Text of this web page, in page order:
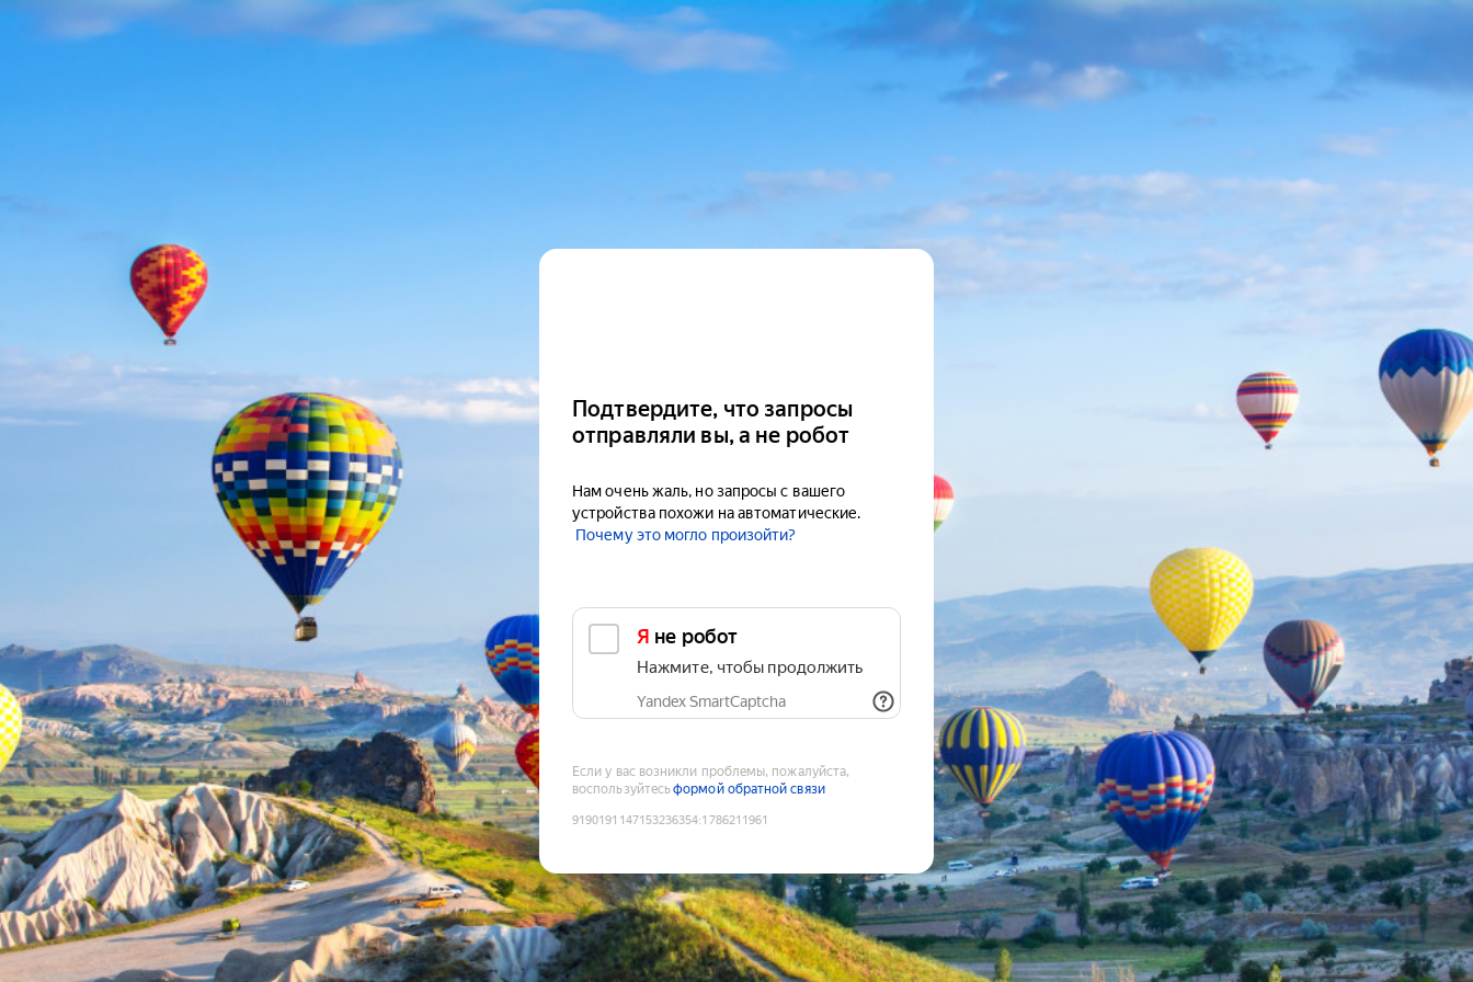
Подтвердите, что запросы
отправляли вы, а не робот
Нам очень жаль, но запросы с вашего
устройства похожи на автоматические.
Почему это могло произойти?
Я не робот
Нажмите, чтобы продолжить
Yandex SmartCaptcha
Если у вас возникли проблемы, пожалуйста,
воспользуйтесьформой обратной связи
9190191147153236354:1786211961